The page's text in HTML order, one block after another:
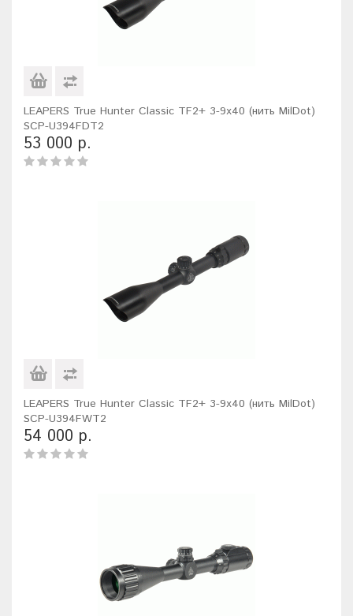
LEAPERS True Hunter Classic TF2+ 3-9x40 (нить MilDot)
SCP-U394FDT2
53 000 р.
LEAPERS True Hunter Classic TF2+ 3-9x40 (нить MilDot)
SCP-U394FWT2
54 000 р.